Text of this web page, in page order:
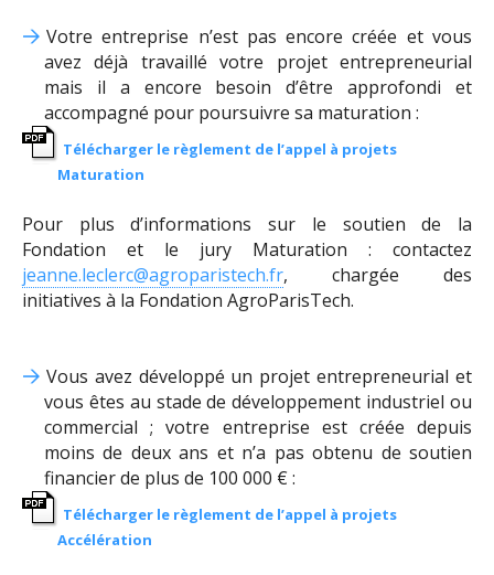
Votre entreprise n’est pas encore créée et vous
avez déjà travaillé votre projet entrepreneurial
mais il a encore besoin d’être approfondi et
accompagné pour poursuivre sa maturation :
Télécharger le règlement de l’appel à projets
Maturation
Pour plus d’informations sur le soutien de la
Fondation et le jury Maturation : contactez
jeanne.leclerc@agroparistech.fr, chargée des
initiatives à la Fondation AgroParisTech.
Vous avez développé un projet entrepreneurial et
vous êtes au stade de développement industriel ou
commercial ; votre entreprise est créée depuis
moins de deux ans et n’a pas obtenu de soutien
financier de plus de 100 000 € :
Télécharger le règlement de l’appel à projets
Accélération